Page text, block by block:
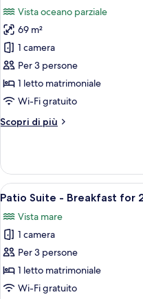
+
Amenity
+
Pool
access
for
2
Amenity
foto
per
Panorama
Suite
-
Breakfast
2
access
for
+
Amenity
Vista oceano parziale
69 m²
1 camera
Per 3 persone
1 letto matrimoniale
Wi-Fi gratuito
Scopri di più
Altri
Suite
Breakfast
2
+
access
for
Apri
tutte
le
foto
per
Patio
Suite
7
Patio Suite - Breakfast for
Vista mare
1 camera
Per 3 persone
1 letto matrimoniale
Wi-Fi gratuito